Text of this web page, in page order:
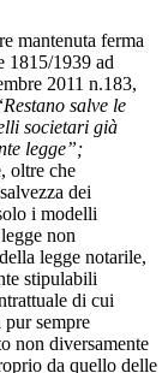
mantenuta ferma
1815/1939 ad
2011 n.183,
Restano salve le
societari già
legge”;
oltre che
dei
i modelli
non
legge notarile,
stipulabili
di cui
sempre
non diversamente
da quello delle